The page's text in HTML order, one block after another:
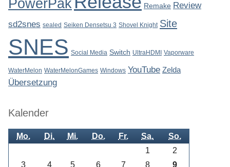
PowerPak Remake Review
sd2snes sealed Seiken Densetsu 3 Shovel Knight Site
SNES Social Media Switch UltraHDMI Vaporware
WaterMelon WaterMelonGames Windows YouTube Zelda
Übersetzung
Kalender
Mo. Di. Mi. Do. Fr. Sa.
So.
1
2
3
4 5 6 7 8 9